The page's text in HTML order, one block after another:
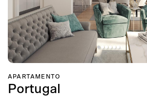
APARTAMENTO
Portugal